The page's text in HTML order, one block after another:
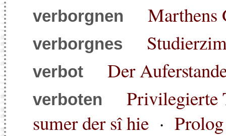
verborgnen Marthens
verborgnes
verbot Der
verboten
Privilegierte
sumer der sî hie ·